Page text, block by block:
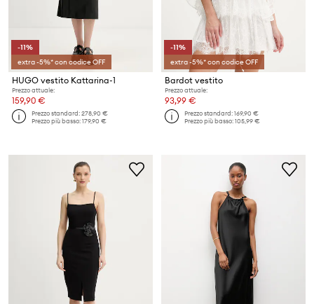
-11%
extra -5%* con codice OFF
HUGO vestito Kattarina-1
Prezzo attuale:
159,90 €
Prezzo standard:278,90 €
Prezzo più basso:179,90 €
-11%
extra -5%* con codice OFF
Bardot vestito
Prezzo attuale:
93,99 €
Prezzo standard:169,90 €
Prezzo più basso:105,99 €